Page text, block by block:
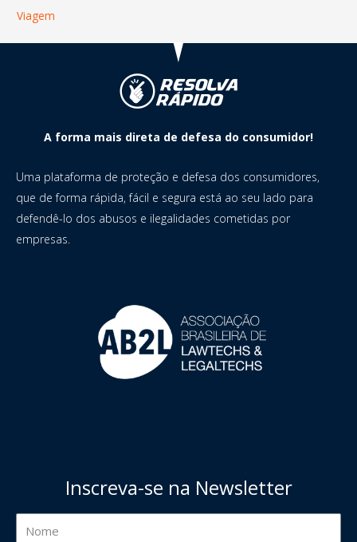
Viagem
A forma mais direta de defesa do consumidor!
Uma plataforma de proteção e defesa dos consumidores,
que de forma rápida, fácil e segura está ao seu lado para
defendê-lo dos abusos e ilegalidades cometidas por
empresas.
Inscreva-se na Newsletter